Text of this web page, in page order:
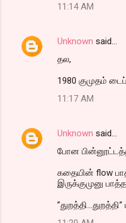
n
11:14 AM
Unknown said…
தல,
1980 குமுதம்
11:17 AM
Unknown said…
போன
கதையின் flow
இருக்குமுனு